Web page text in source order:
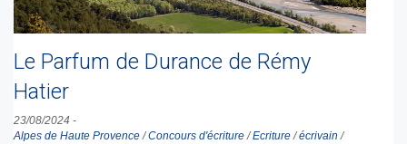
Le Parfum de Durance de Rémy
Hatier
23/08/2024 -
Alpes de Haute Provence/Concours d'écriture/Ecriture/écrivain /